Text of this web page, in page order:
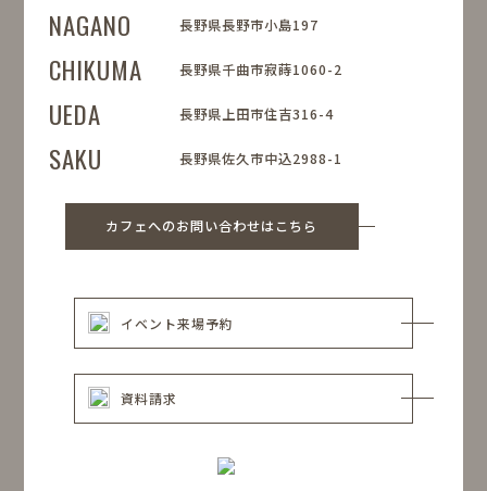
NAGANO 長野県長野市小島197
CHIKUMA 長野県千曲市寂蒔1060-2
UEDA 長野県上田市住吉316-4
SAKU 長野県佐久市中込2988-1
カフェへのお問い合わせはこちら
イベント来場予約
資料請求